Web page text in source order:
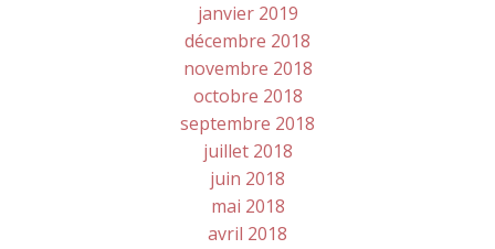
janvier 2019
décembre 2018
novembre 2018
octobre 2018
septembre 2018
juillet 2018
juin 2018
mai 2018
avril 2018